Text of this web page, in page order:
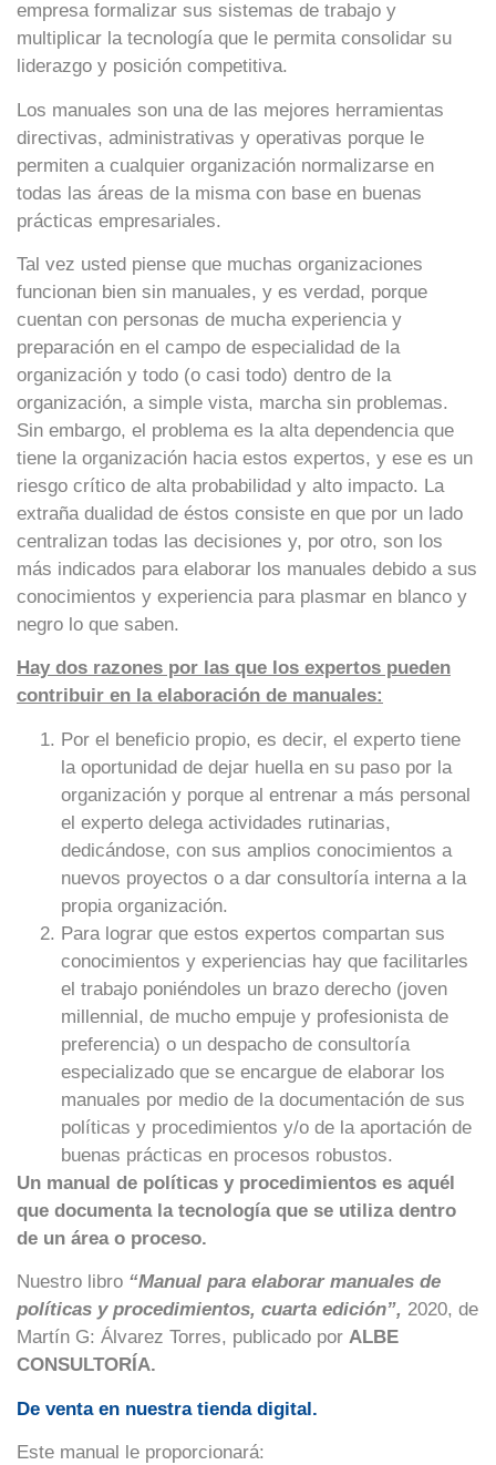
empresa formalizar sus sistemas de trabajo y
multiplicar la tecnología que le permita consolidar su
liderazgo y posición competitiva.
Los manuales son una de las mejores herramientas
directivas, administrativas y operativas porque le
permiten a cualquier organización normalizarse en
todas las áreas de la misma con base en buenas
prácticas empresariales.
Tal vez usted piense que muchas organizaciones
funcionan bien sin manuales, y es verdad, porque
cuentan con personas de mucha experiencia y
preparación en el campo de especialidad de la
organización y todo (o casi todo) dentro de la
organización, a simple vista, marcha sin problemas.
Sin embargo, el problema es la alta dependencia que
tiene la organización hacia estos expertos, y ese es un
riesgo crítico de alta probabilidad y alto impacto. La
extraña dualidad de éstos consiste en que por un lado
centralizan todas las decisiones y, por otro, son los
más indicados para elaborar los manuales debido a sus
conocimientos y experiencia para plasmar en blanco y
negro lo que saben.
Hay dos razones por las que los expertos pueden
contribuir en la elaboración de manuales:
Por el beneficio propio, es decir, el experto tiene
la oportunidad de dejar huella en su paso por la
organización y porque al entrenar a más personal
el experto delega actividades rutinarias,
dedicándose, con sus amplios conocimientos a
nuevos proyectos o a dar consultoría interna a la
propia organización.
Para lograr que estos expertos compartan sus
conocimientos y experiencias hay que facilitarles
el trabajo poniéndoles un brazo derecho (joven
millennial, de mucho empuje y profesionista de
preferencia) o un despacho de consultoría
especializado que se encargue de elaborar los
manuales por medio de la documentación de sus
políticas y procedimientos y/o de la aportación de
buenas prácticas en procesos robustos.
Un manual de políticas y procedimientos es aquél
que documenta la tecnología que se utiliza dentro
de un área o proceso.
Nuestro libro “Manual para elaborar manuales de
políticas y procedimientos, cuarta edición”, 2020, de
Martín G: Álvarez Torres, publicado por ALBE
CONSULTORÍA.
De venta en nuestra tienda digital.
Este manual le proporcionará: